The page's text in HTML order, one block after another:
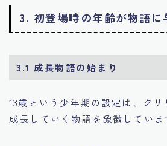
3. 初登場時の年齢が物語に
3.1 成長物語の始まり
13歳という少年期の設定は、ク
成長していく物語を象徴していま